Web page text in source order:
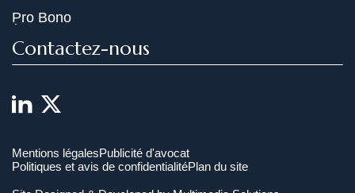
Pro Bono
Contactez-nous
Mentions légalesPublicité d'avocat
Politiques et avis de confidentialitéPlan du site